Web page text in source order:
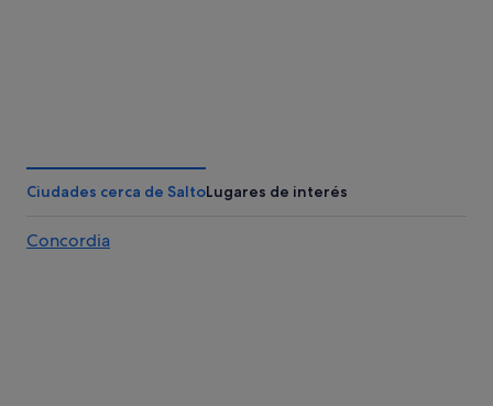
Ciudades cerca de SaltoLugares de interés
Concordia